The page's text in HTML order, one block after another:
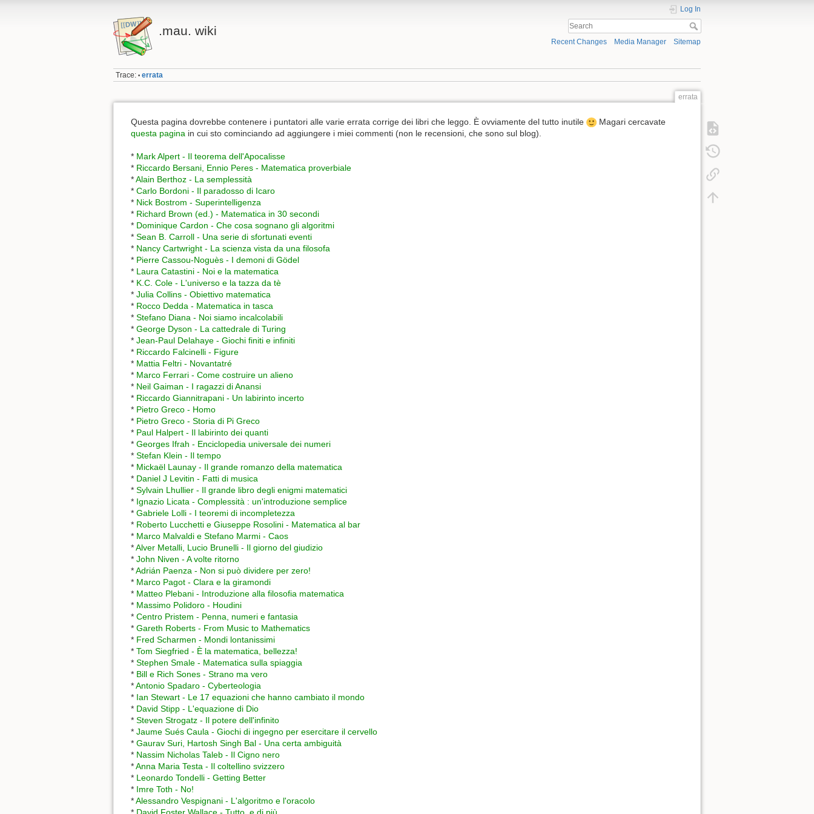
.mau. wiki
Log In
Recent Changes Media Manager Sitemap
Trace: • errata
errata
Questa pagina dovrebbe contenere i puntatori alle varie errata corrige dei libri che leggo. È ovviamente del tutto inutile
Magari cercavate
questa pagina in cui sto cominciando ad aggiungere i miei commenti (non le recensioni, che sono sul blog).
* Mark Alpert - Il teorema dell'Apocalisse
* Riccardo Bersani, Ennio Peres - Matematica proverbiale
*Alain Berthoz - La semplessità
* Carlo Bordoni - Il paradosso di Icaro
* Nick Bostrom - Superintelligenza
* Richard Brown (ed.) - Matematica in 30 secondi
* Dominique Cardon - Che cosa sognano gli algoritmi
* Sean B. Carroll - Una serie di sfortunati eventi
* Nancy Cartwright - La scienza vista da una filosofa
* Pierre Cassou-Noguès - I demoni di Gödel
* Laura Catastini - Noi e la matematica
* K.C. Cole - L'universo e la tazza da tè
* Julia Collins - Obiettivo matematica
* Rocco Dedda - Matematica in tasca
* Stefano Diana - Noi siamo incalcolabili
* George Dyson - La cattedrale di Turing
* Jean-Paul Delahaye - Giochi finiti e infiniti
* Riccardo Falcinelli - Figure
* Mattia Feltri - Novantatré
* Marco Ferrari - Come costruire un alieno
* Neil Gaiman - I ragazzi di Anansi
* Riccardo Giannitrapani - Un labirinto incerto
* Pietro Greco - Homo
* Pietro Greco - Storia di Pi Greco
* Paul Halpert - Il labirinto dei quanti
* Georges Ifrah - Enciclopedia universale dei numeri
* Stefan Klein - Il tempo
* Mickaël Launay - Il grande romanzo della matematica
* Daniel J Levitin - Fatti di musica
* Sylvain Lhullier - Il grande libro degli enigmi matematici
* Ignazio Licata - Complessità : un'introduzione semplice
* Gabriele Lolli - I teoremi di incompletezza
* Roberto Lucchetti e Giuseppe Rosolini - Matematica al bar
* Marco Malvaldi e Stefano Marmi - Caos
*Alver Metalli, Lucio Brunelli - Il giorno del giudizio
* John Niven - A volte ritorno
*Adrián Paenza - Non si può dividere per zero!
* Marco Pagot - Clara e la giramondi
* Matteo Plebani - Introduzione alla filosofia matematica
* Massimo Polidoro - Houdini
* Centro Pristem - Penna, numeri e fantasia
* Gareth Roberts - From Music to Mathematics
* Fred Scharmen - Mondi lontanissimi
* Tom Siegfried - È la matematica, bellezza!
* Stephen Smale - Matematica sulla spiaggia
* Bill e Rich Sones - Strano ma vero
*Antonio Spadaro - Cyberteologia
* Ian Stewart - Le 17 equazioni che hanno cambiato il mondo
* David Stipp - L'equazione di Dio
* Steven Strogatz - Il potere dell'infinito
* Jaume Sués Caula - Giochi di ingegno per esercitare il cervello
* Gaurav Suri, Hartosh Singh Bal - Una certa ambiguità
* Nassim Nicholas Taleb - Il Cigno nero
*Anna Maria Testa - Il coltellino svizzero
* Leonardo Tondelli - Getting Better
* Imre Toth - No!
*Alessandro Vespignani - L'algoritmo e l'oracolo